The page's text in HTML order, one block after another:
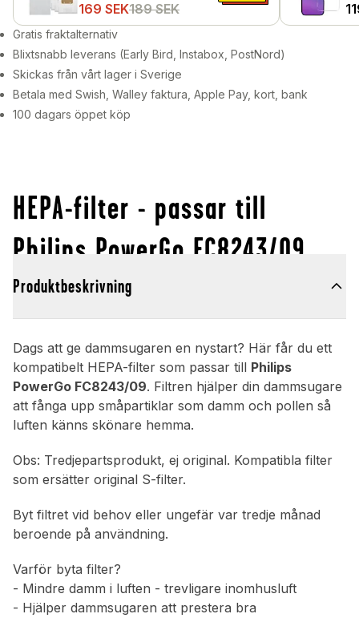
169 SEK189 SEK
Gratis fraktalternativ
Blixtsnabb leverans (Early Bird, Instabox, PostNord)
Skickas från vårt lager i Sverige
Betala med Swish, Walley faktura, Apple Pay, kort, bank
100 dagars öppet köp
HEPA-filter - passar till
Philips PowerGo FC8243/09
Produktbeskrivning
Dags att ge dammsugaren en nystart? Här får du ett
kompatibelt HEPA-filter som passar till Philips
PowerGo FC8243/09. Filtren hjälper din dammsugare
att fånga upp småpartiklar som damm och pollen så
luften känns skönare hemma.
Obs: Tredjepartsprodukt, ej original. Kompatibla filter
som ersätter original S-filter.
Byt filtret vid behov eller ungefär var tredje månad
beroende på användning.
Varför byta filter?
- Mindre damm i luften - trevligare inomhusluft
- Hjälper dammsugaren att prestera bra